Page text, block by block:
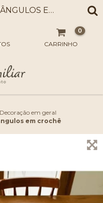
CAMINHO DE MESA TRIÂNGULOS EM CROCHÊ
CARRINHO
0
Decoração em geral
em crochê